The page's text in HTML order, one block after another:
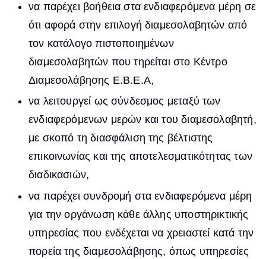
να παρέχει βοήθεια στα ενδιαφερόμενα μέρη σε
ότι αφορά στην επιλογή διαμεσολαβητών από
τον κατάλογο πιστοποιημένων
διαμεσολαβητών που τηρείται στο Κέντρο
Διαμεσολάβησης Ε.Β.Ε.Α,
να λειτουργεί ως σύνδεσμος μεταξύ των
ενδιαφερόμενων μερών και του διαμεσολαβητή,
με σκοπό τη διασφάλιση της βέλτιστης
επικοινωνίας και της αποτελεσματικότητας των
διαδικασιών,
να παρέχει συνδρομή στα ενδιαφερόμενα μέρη
για την οργάνωση κάθε άλλης υποστηρικτικής
υπηρεσίας που ενδέχεται να χρειαστεί κατά την
πορεία της διαμεσολάβησης, όπως υπηρεσίες